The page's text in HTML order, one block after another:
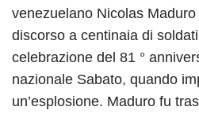
venezuelano Nicolas
discorso a centinaia di
celebrazione del 81 °
nazionale Sabato, quando
un’esplosione. Maduro fu